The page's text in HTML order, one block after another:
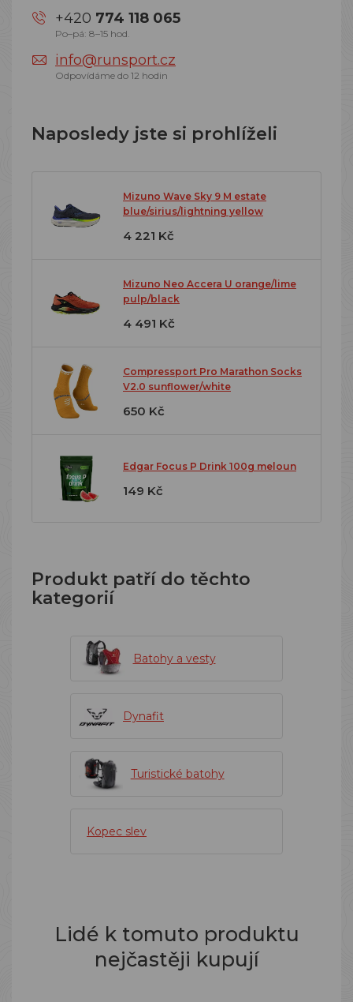
+420 774 118 065
Po–pá: 8–15 hod.
info@runsport.cz
Odpovídáme do 12 hodin
Naposledy jste si prohlíželi
Mizuno Wave Sky 9 M estate
blue/sirius/lightning yellow
4 221 Kč
Mizuno Neo Accera U orange/lime
pulp/black
4 491 Kč
Compressport Pro Marathon Socks
V2.0 sunflower/white
650 Kč
Edgar Focus P Drink 100g meloun
149 Kč
Produkt patří do těchto
kategorií
Batohy a vesty
Dynafit
Turistické batohy
Kopec slev
Lidé k tomuto produktu
nejčastěji kupují